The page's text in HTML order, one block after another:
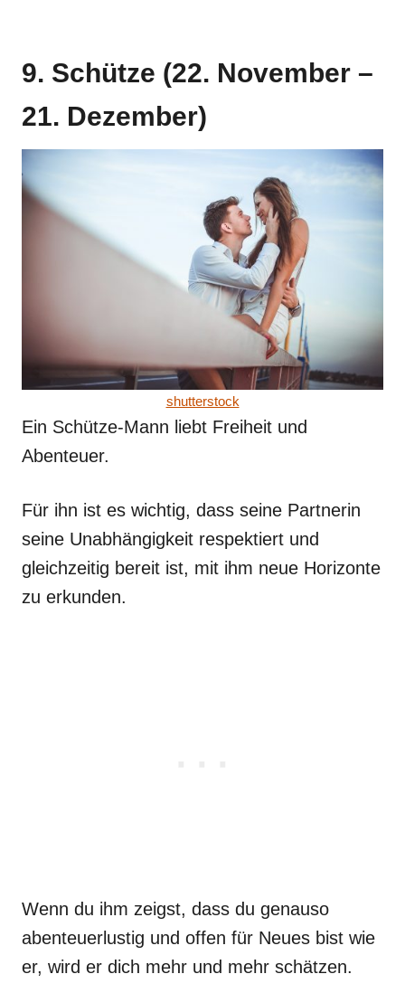
9. Schütze (22. November –
21. Dezember)
shutterstock
Ein Schütze-Mann liebt Freiheit und
Abenteuer.
Für ihn ist es wichtig, dass seine Partnerin
seine Unabhängigkeit respektiert und
gleichzeitig bereit ist, mit ihm neue Horizonte
zu erkunden.
Wenn du ihm zeigst, dass du genauso
abenteuerlustig und offen für Neues bist wie
er, wird er dich mehr und mehr schätzen.